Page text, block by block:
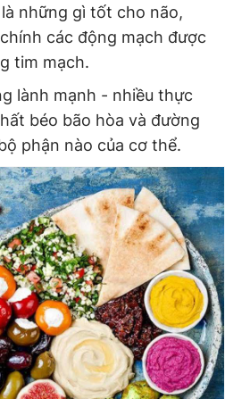
0908 780 404
RSS Tòa soạn Chính sách bảo
Toàn
Hải Thành
Dũng
Hưng
- BTTTT cấp ngày 24.3.2020
về Báo Thanh Niên. Cấm sao
không có sự chấp thuận bằng văn
JSC.
những gì tốt cho não,
các động mạch được
tim mạch.
lành mạnh - nhiều thực
béo bão hòa và đường
phận nào của cơ thể.